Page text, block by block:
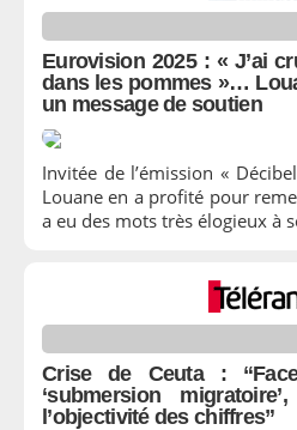
Eurovision 2025 : « J’ai
dans les pommes »…
un message de soutien
Invitée de l’émission «
Louane en a profité pour
a eu des mots très élogieux à
Crise de Ceuta :
‘submersion
l’objectivité des chiffres”